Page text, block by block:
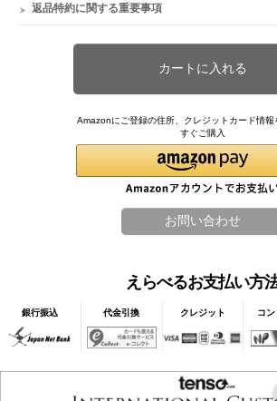
返品特約に関する重要事項
Amazonにご登録の住所、クレジットカード情報
すぐご購入
えらべるお支払い方
銀行振込 代金引換 クレジット コ